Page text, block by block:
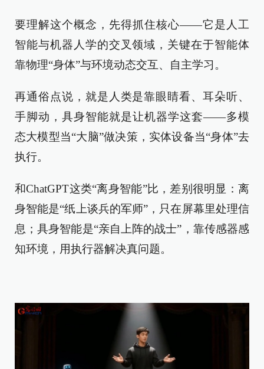
要理解这个概念，先得抓住核心——它是人工
智能与机器人学的交叉领域，关键在于智能体
靠物理“身体”与环境动态交互、自主学习。
再通俗点说，就是人类是靠眼睛看、耳朵听、
手脚动，具身智能就是让机器学这套——多模
态大模型当“大脑”做决策，实体设备当“身体”去
执行。​
和ChatGPT这类“离身智能”比，差别很明显：离
身智能是“纸上谈兵的军师”，只在屏幕里处理信
息；具身智能是“亲自上阵的战士”，靠传感器感
知环境，用执行器解决真问题。